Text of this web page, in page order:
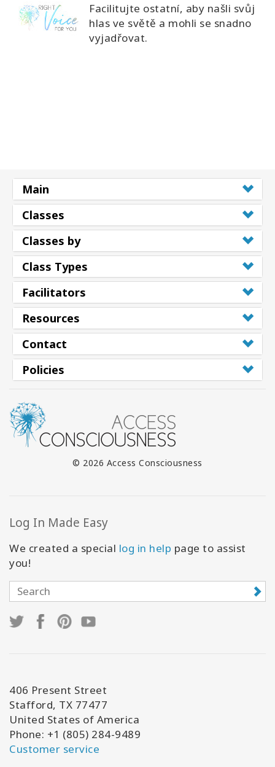
Facilitujte ostatní, aby našli svůj
hlas ve světě a mohli se snadno
vyjadřovat.
Main
Classes
Classes by
Class Types
Facilitators
Resources
Contact
Policies
© 2026 Access Consciousness
Log In Made Easy
We created a special log in help page to assist
you!
406 Present Street
Stafford, TX 77477
United States of America
Phone: +1 (805) 284-9489
Customer service